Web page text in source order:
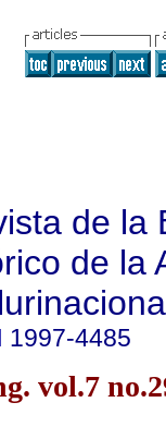
de la
de la
1997-4485
vol.7